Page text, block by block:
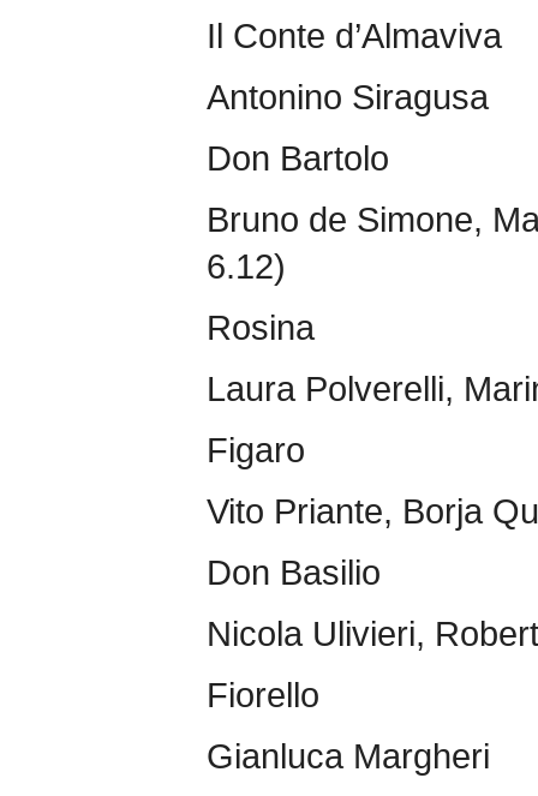
Il Conte d’Almaviva
Antonino Siragusa
Don Bartolo
Bruno de Simone,
6.12)
Rosina
Laura Polverelli,
Figaro
Vito Priante, Borja
Don Basilio
Nicola Ulivieri,
Fiorello
Gianluca Margheri